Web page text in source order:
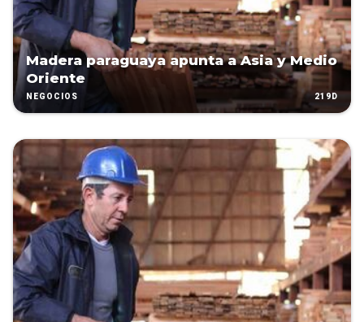
Madera paraguaya apunta a Asia y Medio
Oriente
NEGOCIOS 219D